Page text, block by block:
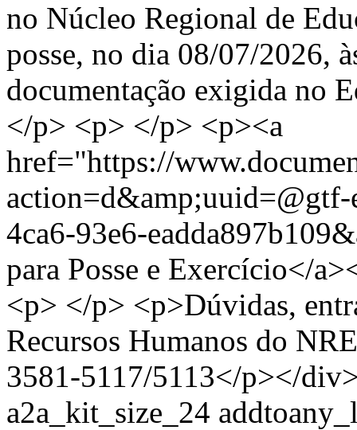
no Núcleo Regional de
posse, no dia 08/07/2026,
documentação exigida no
</p> <p> </p> <p><a
href="https://
action=d&amp;uuid=@gtf-
4ca6-93e6-
para Posse e Exercício</
<p> </p> <p>Dúvidas,
Recursos Humanos do
3581-5117/5113</p></
a2a_kit_size_24